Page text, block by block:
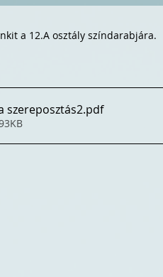
a 12.A osztály színdarabjára.
szereposztás2.pdf